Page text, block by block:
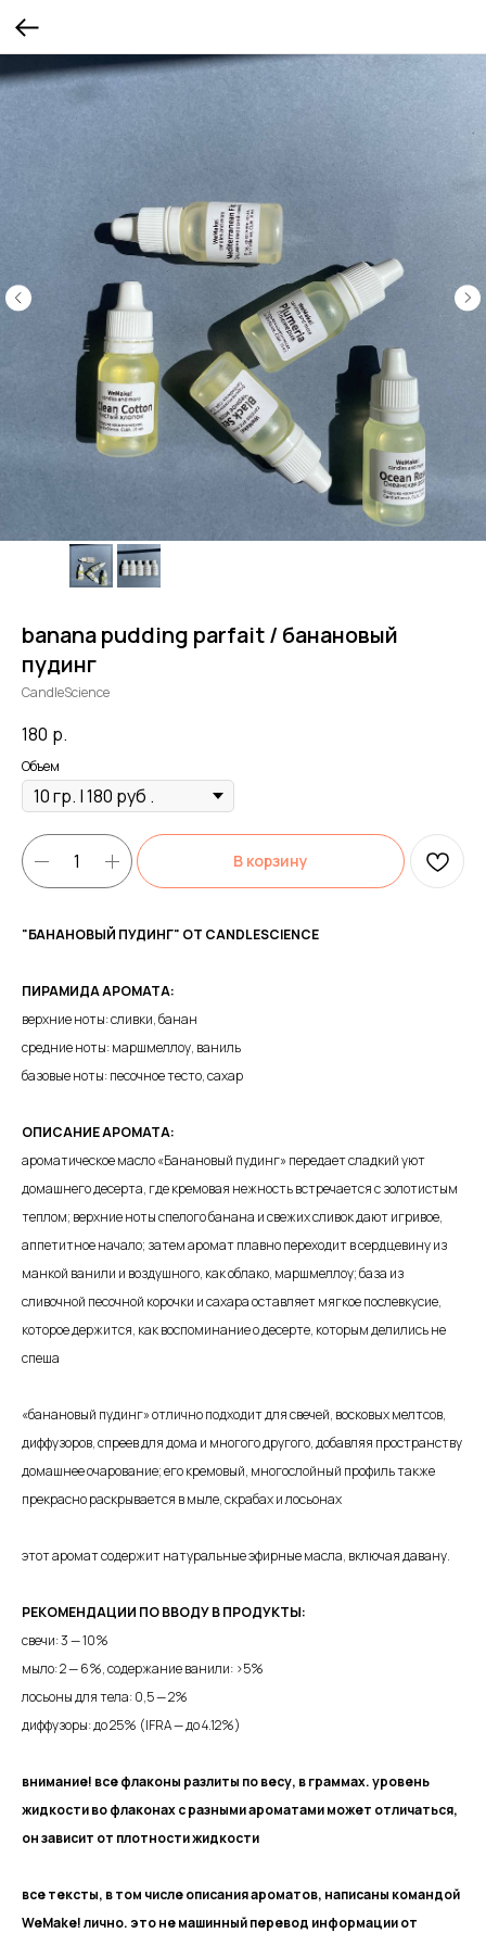
banana pudding parfait / банановый
пудинг
CandleScience
180 р.
Объем
В корзину
"БАНАНОВЫЙ ПУДИНГ" ОТ CANDLESCIENCE
ПИРАМИДА АРОМАТА:
верхние ноты: сливки, банан
средние ноты: маршмеллоу, ваниль
базовые ноты: песочное тесто, сахар
ОПИСАНИЕ АРОМАТА:
ароматическое масло «Банановый пудинг» передает сладкий уют
домашнего десерта, где кремовая нежность встречается с золотистым
теплом; верхние ноты спелого банана и свежих сливок дают игривое,
аппетитное начало; затем аромат плавно переходит в сердцевину из
манкой ванили и воздушного, как облако, маршмеллоу; база из
сливочной песочной корочки и сахара оставляет мягкое послевкусие,
которое держится, как воспоминание о десерте, которым делились не
спеша
«банановый пудинг» отлично подходит для свечей, восковых мелтсов,
диффузоров, спреев для дома и многого другого, добавляя пространству
домашнее очарование; его кремовый, многослойный профиль также
прекрасно раскрывается в мыле, скрабах и лосьонах
этот аромат содержит натуральные эфирные масла, включая давану.
РЕКОМЕНДАЦИИ ПО ВВОДУ В ПРОДУКТЫ:
свечи: 3 — 10%
мыло: 2 — 6%, содержание ванили: >5%
лосьоны для тела: 0,5 — 2%
диффузоры: до 25% (IFRA — до 4.12%)
внимание! все флаконы разлиты по весу, в граммах. уровень
жидкости во флаконах с разными ароматами может отличаться,
он зависит от плотности жидкости
все тексты, в том числе описания ароматов, написаны командой
WeMake! лично. это не машинный перевод информации от